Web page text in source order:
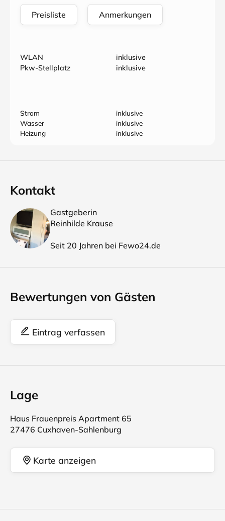
Preisliste Anmerkungen
WLAN
inklusive
Pkw-Stellplatz
inklusive
Strom
inklusive
Wasser
inklusive
Heizung
inklusive
Kontakt
Gastgeberin
Reinhilde Krause
Seit 20 Jahren bei Fewo24.de
Bewertungen von Gästen
Eintrag verfassen
Lage
Haus Frauenpreis Apartment 65
27476 Cuxhaven-Sahlenburg
Karte anzeigen